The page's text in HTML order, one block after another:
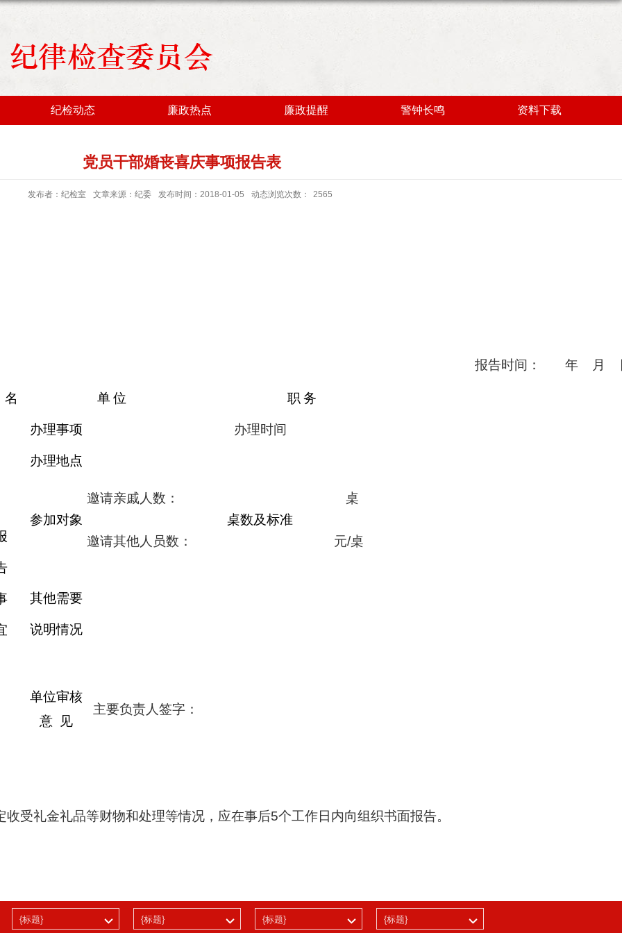
纪检动态 廉政热点 廉政提醒 警钟长鸣 资料下载
党员干部婚丧喜庆事项报告表
发布者：纪检室 文章来源：纪委 发布时间：2018-01-05 动态浏览次数： 2565
报告时间： 年 月
名 单 位 职 务
办理事项 办理时间
办理地点
参加对象
邀请亲戚人数：
桌数及标准
桌
邀请其他人员数： 元/桌
其他需要
说明情况
单位审核
意
见
主要负责人签字：
收受礼金礼品等财物和处理等情况，应在事后5个工作日内向组织书面报告。
{标题} {标题} {标题} {标题}